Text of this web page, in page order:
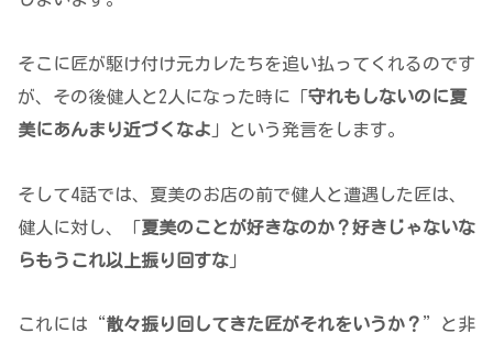
そこに匠が駆け付け元カレたちを追い払ってくれるのです
が、その後健人と2人になった時に「 守れもしないのに夏
美にあんまり近づくなよ 」という発言をします。
そして4話では、夏美のお店の前で健人と遭遇した匠は、
健人に対し、「 夏美のことが好きなのか？好きじゃないな
らもうこれ以上振り回すな 」
これには“散々振り回してきた匠がそれをいうか？ ”と非